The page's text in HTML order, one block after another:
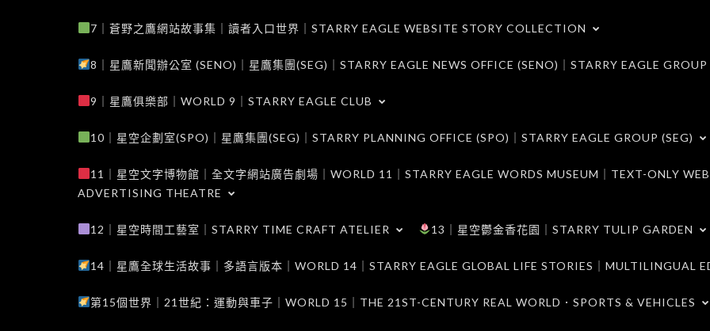
7｜蒼野之鷹網站故事集｜讀者入口世界｜STARRY EAGLE WEBSITE STORY COLLECTION
8｜星鷹新聞辦公室 (SENO)｜星鷹集團(SEG)｜STARRY EAGLE NEWS OFFICE (SENO)｜STARRY EAGLE GROUP
9｜星鷹俱樂部｜WORLD 9｜STARRY EAGLE CLUB
10｜星空企劃室(SPO)｜星鷹集團(SEG)｜STARRY PLANNING OFFICE (SPO)｜STARRY EAGLE GROUP (SEG)
11｜星空文字博物館｜全文字網站廣告劇場｜WORLD 11｜STARRY EAGLE WORDS MUSEUM｜TEXT-ONLY
ADVERTISING THEATRE
12｜星空時間工藝室｜STARRY TIME CRAFT ATELIER 13｜星空鬱金香花園｜STARRY TULIP GARDEN
14｜星鷹全球生活故事｜多語言版本｜WORLD 14｜STARRY EAGLE GLOBAL LIFE STORIES｜MULTILINGUAL
第15個世界｜21世紀：運動與車子｜WORLD 15｜THE 21ST-CENTURY REAL WORLD．SPORTS & VEHICLES